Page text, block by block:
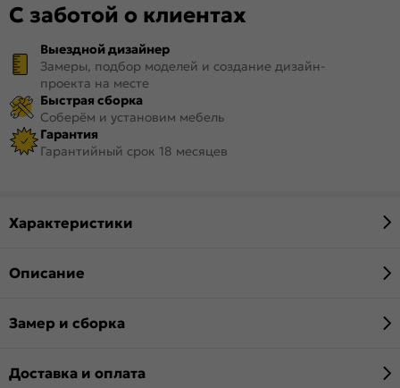
С заботой о клиентах
Выездной дизайнер
Замеры, подбор моделей и создание дизайн-
проекта на месте
Быстрая сборка
Соберём и установим мебель
Гарантия
Гарантийный срок 18 месяцев
Характеристики
Описание
Замер и сборка
Доставка и оплата